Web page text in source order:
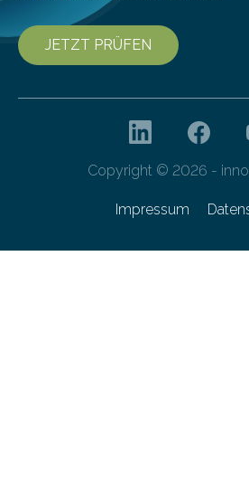
JETZT PRÜFEN
Copyright © 2026 -
Impressum